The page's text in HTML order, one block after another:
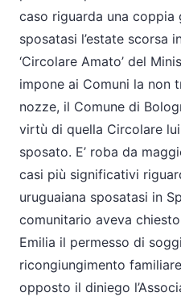
caso riguarda una coppia
sposatasi l’estate scorsa
‘Circolare Amato’ del
impone ai Comuni la non
nozze, il Comune di
virtù di quella Circolare
sposato. E’ roba da
casi più significativi
uruguaiana sposatasi in
comunitario aveva
Emilia il permesso di
ricongiungimento
opposto il diniego